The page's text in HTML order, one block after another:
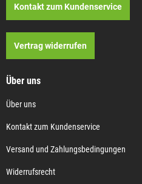
Kontakt zum Kundenservice
Vertrag widerrufen
Über uns
Über uns
Kontakt zum Kundenservice
Versand und Zahlungsbedingungen
Widerrufsrecht